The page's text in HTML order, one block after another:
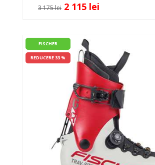
3 175 lei 2 115 lei
FISCHER
REDUCERE 33 %